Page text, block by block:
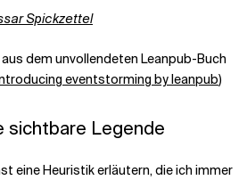
Spickzettel
dem unvollendeten Leanpub-Buch
eventstorming by leanpub)
sichtbare Legende
eine Heuristik erläutern, die ich immer